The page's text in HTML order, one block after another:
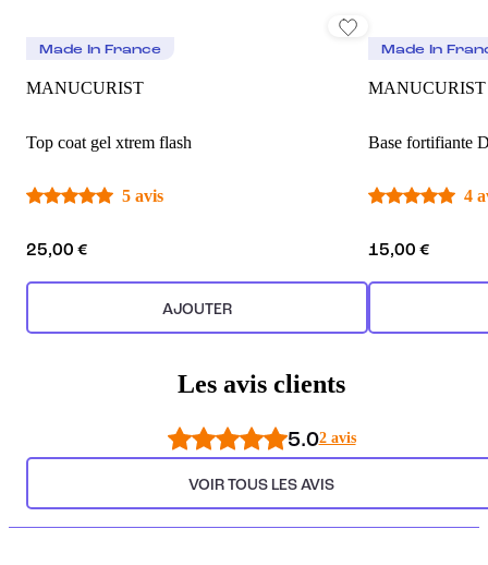
Made In France
MANUCURIST
Top coat gel xtrem flash
5 avis
25,00 €
AJOUTER
Made In
MANUCURIST
Base fortifiante
4
15,00 €
Les avis clients
5.02 avis
VOIR TOUS LES AVIS